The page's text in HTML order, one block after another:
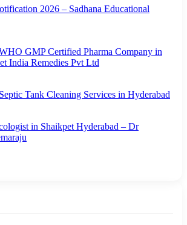
2026 – Sadhana Educational
GMP Certified Pharma Company in
India Remedies Pvt Ltd
Tank Cleaning Services in Hyderabad
in Shaikpet Hyderabad – Dr